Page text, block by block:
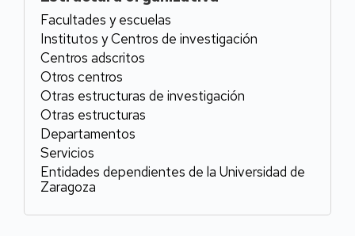
Facultades y escuelas
Institutos y Centros de investigación
Centros adscritos
Otros centros
Otras estructuras de investigación
Otras estructuras
Departamentos
Servicios
Entidades dependientes de la Universidad de
Zaragoza